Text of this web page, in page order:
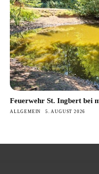
Feuerwehr St. Ingbert bei
ALLGEMEIN 5. AUGUST 2026